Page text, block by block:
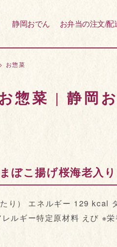
静岡おでん お弁当の注文/配
> お惣菜
惣菜 | 静岡
ぼこ揚げ桜海老入り
り） エネルギー 129 kcal
ルギー特定原材料 えび ※